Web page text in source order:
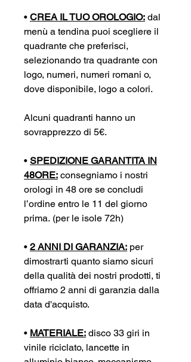
• CREA IL TUO OROLOGIO: dal
menù a tendina puoi scegliere il
quadrante che preferisci,
selezionando tra quadrante con
logo, numeri, numeri romani o,
dove disponibile, logo a colori.
Alcuni quadranti hanno un
sovrapprezzo di 5€.
• SPEDIZIONE GARANTITA IN
48ORE: consegniamo i nostri
orologi in 48 ore se concludi
l’ordine entro le 11 del giorno
prima. (per le isole 72h)
• 2 ANNI DI GARANZIA: per
dimostrarti quanto siamo sicuri
della qualità dei nostri prodotti, ti
offriamo 2 anni di garanzia dalla
data d'acquisto.
• MATERIALE: disco 33 giri in
vinile riciclato, lancette in